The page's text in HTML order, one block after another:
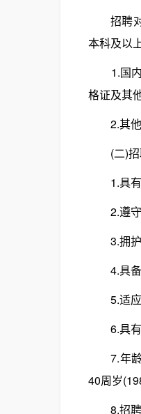
招聘对
本科及以
1.国内
格证及其
2.其他
(二)招
1.具有
2.遵守
3.拥护
4.具备
5.适应
6.具有
7.年龄
40周岁
8.招聘